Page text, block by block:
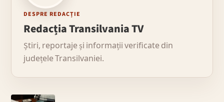
DESPRE REDACȚIE
Redacția Transilvania TV
Știri, reportaje și informații verificate din
județele Transilvaniei.